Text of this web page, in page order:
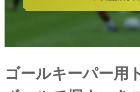
ゴールキーパー用